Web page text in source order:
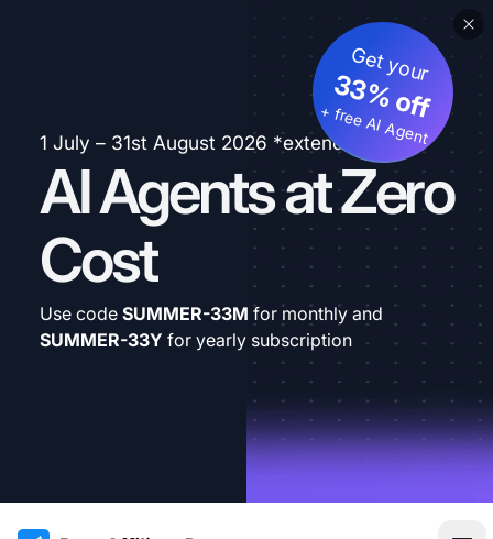
1 July – 31st August 2026 *extended
AI Agents at Zero
Cost
Get your
33% off
+ free AI Agent
Use code SUMMER-33M for monthly and
SUMMER-33Y for yearly subscription